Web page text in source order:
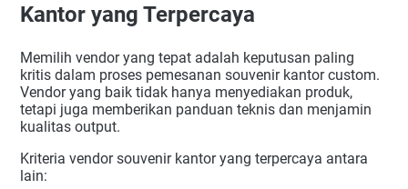
Kantor yang Terpercaya
Memilih vendor yang tepat adalah keputusan paling
kritis dalam proses pemesanan souvenir kantor custom.
Vendor yang baik tidak hanya menyediakan produk,
tetapi juga memberikan panduan teknis dan menjamin
kualitas output.
Kriteria vendor souvenir kantor yang terpercaya antara
lain: